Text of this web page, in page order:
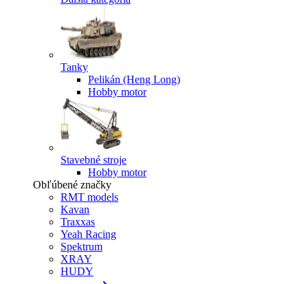
Tanky
Pelikán (Heng Long)
Hobby motor
Stavebné stroje
Hobby motor
Obľúbené značky
RMT models
Kavan
Traxxas
Yeah Racing
Spektrum
XRAY
HUDY